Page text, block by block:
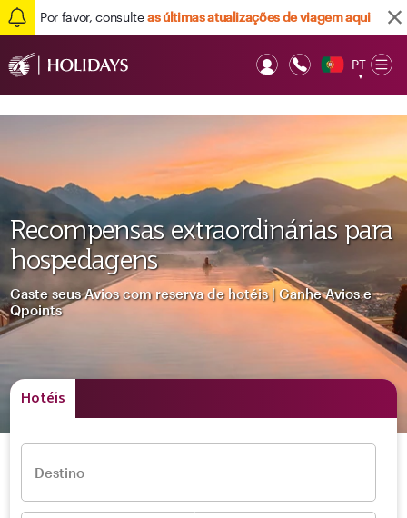
Por favor, consulteas últimas atualizações de viagem aqui
PT
▼
Recompensas extraordinárias para
hospedagens
Gaste seus Avios com reserva de hotéis | Ganhe Avios e
Qpoints
Hotéis
Destino